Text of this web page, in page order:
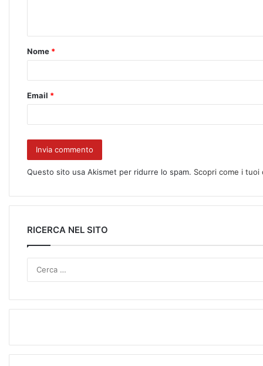
Nome *
Email *
Questo sito usa Akismet per ridurre lo spam. Scopri come i
RICERCA NEL SITO